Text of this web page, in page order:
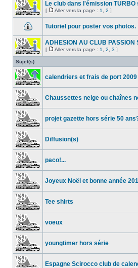
Le club dans l'émission
[ Aller vers la page : 1 2 ]
Tutoriel pour poster vos photos.
ADHESION AU CLUB PASSION
[ Aller vers la page : 1 2 3 ]
Sujet(s)
calendriers et frais de port 2009
Chaussettes neige ou chaînes
projet gazette hors série 50
Diffusion(s)
paco!...
Joyeux Noël et bonne année
Tee shirts
voeux
youngtimer hors série
Espagne Scirocco club de